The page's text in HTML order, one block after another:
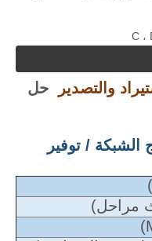
حل
/ توفير
مراحل)